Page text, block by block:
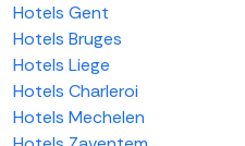
Hotels Gent
Hotels Bruges
Hotels Liege
Hotels Charleroi
Hotels Mechelen